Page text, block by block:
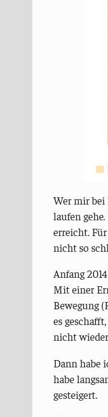
Wer mir bei
laufen
erreicht.
nicht so
Anfang
Mit einer
Bewegung
es
nicht
Dann habe
habe
gesteigert.